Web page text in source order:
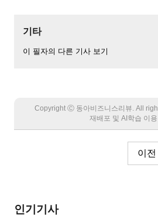
기타
이 필자의 다른 기사 보기
Copyright Ⓒ 동아비즈니스리뷰. All
재배포 및 AI학습 이용
이전
인기기사